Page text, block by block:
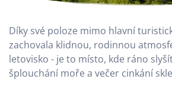
Díky své poloze mimo hlavní
zachovala klidnou, rodinnou
letovisko - je to místo, kde ráno
šplouchání moře a večer cinkání